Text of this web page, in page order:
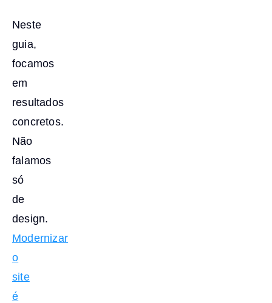
Neste
guia,
focamos
em
resultados
concretos.
Não
falamos
só
de
design.
Modernizar
o
site
é